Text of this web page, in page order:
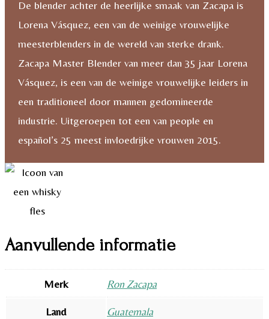
De blender achter de heerlijke smaak van Zacapa is
Lorena Vásquez, een van de weinige vrouwelijke
meesterblenders in de wereld van sterke drank.
Zacapa Master Blender van meer dan 35 jaar Lorena
Vásquez, is een van de weinige vrouwelijke leiders in
een traditioneel door mannen gedomineerde
industrie. Uitgeroepen tot een van people en
español’s 25 meest invloedrijke vrouwen 2015.
Aanvullende informatie
Merk Ron Zacapa
Land Guatemala